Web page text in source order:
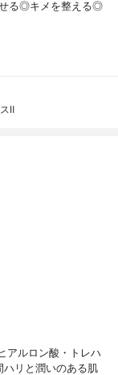
せる◎キメを整える◎
Ⅱ
アルロン酸・トレハ
ハリと潤いのある肌